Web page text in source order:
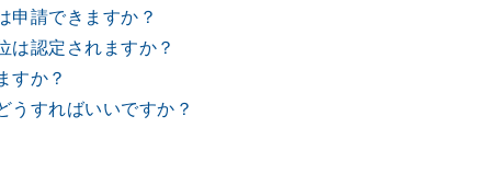
申請できますか？
は認定されますか？
すか？
うすればいいですか？